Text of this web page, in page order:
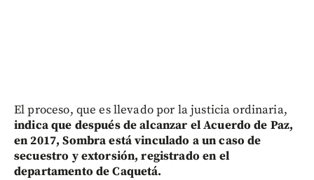
El proceso, que es llevado por la justicia ordinaria,
indica que después de alcanzar el Acuerdo de Paz,
en 2017, Sombra está vinculado a un caso de
secuestro y extorsión, registrado en el
departamento de Caquetá.